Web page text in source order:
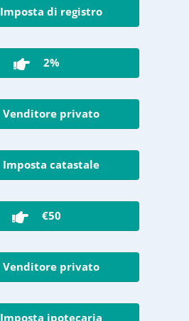
Imposta di registro
2%
Venditore privato
Imposta catastale
€50
Venditore privato
Imposta ipotecaria